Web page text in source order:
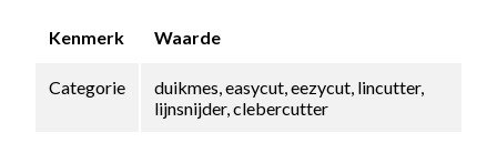
Kenmerk Waarde
Categorie
duikmes, easycut, eezycut, lincutter,
lijnsnijder, clebercutter